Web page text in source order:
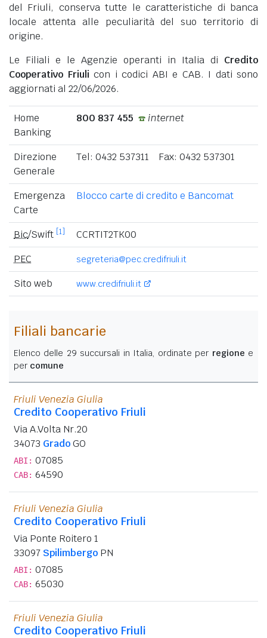
del Friuli, conserva tutte le caratteristiche di banca
locale attenta alle peculiarità del suo territorio di
origine.
Le Filiali e le Agenzie operanti in Italia di Credito
Cooperativo Friuli con i codici ABI e CAB. I dati sono
aggiornati al 22/06/2026.
Home
Banking
800 837 455 internet
Direzione
Generale
Tel: 0432 537311 Fax: 0432 537301
Emergenza
Carte
Blocco carte di credito e Bancomat
Bic/Swift [1]
CCRTIT2TK00
PEC
segreteria@pec.credifriuli.it
Sito web www.credifriuli.it
Filiali bancarie
Elenco delle 29 succursali in Italia, ordinate per regione e
per comune
Friuli Venezia Giulia
Credito Cooperativo Friuli
Via A.Volta Nr.20
34073 GradoGO
ABI: 07085
CAB: 64590
Friuli Venezia Giulia
Credito Cooperativo Friuli
Via Ponte Roitero 1
33097 Spilimbergo PN
ABI: 07085
CAB: 65030
Friuli Venezia Giulia
Credito Cooperativo Friuli